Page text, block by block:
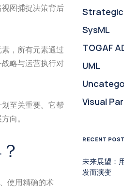
图捕捉决策背后
，所有元素通过
略与运营执行对
至关重要。它帮
向。
使用精确的术
Strategic
SysML
TOGAF
UML
Visual
RECENT
未来展望：
发而演变